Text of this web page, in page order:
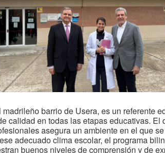
barrio de Usera, es un referente
calidad en todas las etapas educativas. El
asegura un ambiente en el que
adecuado clima escolar, el programa
buenos niveles de comprensión y de